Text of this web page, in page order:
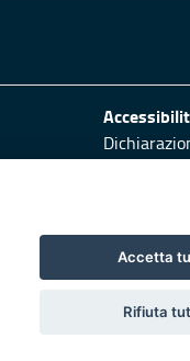
Obiettivi di
Vai al sito
Accetta
Rifiuta